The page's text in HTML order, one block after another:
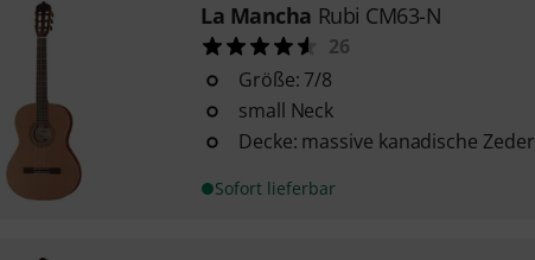
La Mancha Rubi CM63-N
26
Größe: 7/8
small Neck
Decke: massive kanadische Zeder
Sofort lieferbar